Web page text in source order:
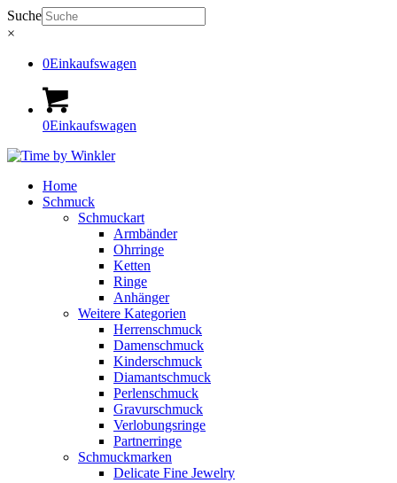
Suche
×
0Einkaufswagen
0Einkaufswagen
Home
Schmuck
Schmuckart
Armbänder
Ohrringe
Ketten
Ringe
Anhänger
Weitere Kategorien
Herrenschmuck
Damenschmuck
Kinderschmuck
Diamantschmuck
Perlenschmuck
Gravurschmuck
Verlobungsringe
Partnerringe
Schmuckmarken
Delicate Fine Jewelry